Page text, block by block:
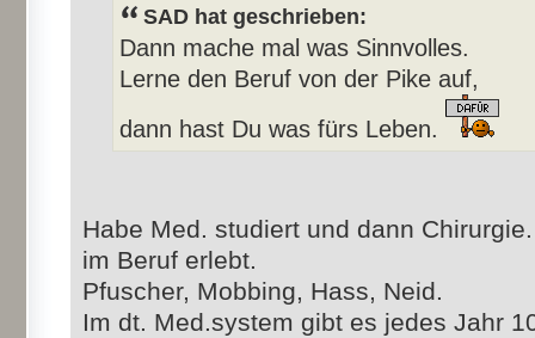
SAD hat geschrieben:
Dann mache mal was Sinnvolles.
Lerne den Beruf von der Pike auf,
dann hast Du was fürs Leben.
Habe Med. studiert und dann
im Beruf erlebt.
Pfuscher, Mobbing, Hass, Neid.
Im dt. Med.system gibt es jedes Jahr